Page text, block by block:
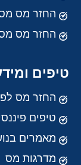
החזר מס
החזר מס
טיפים
החזר מס
טיפים
מאמרים
מדרגות מס